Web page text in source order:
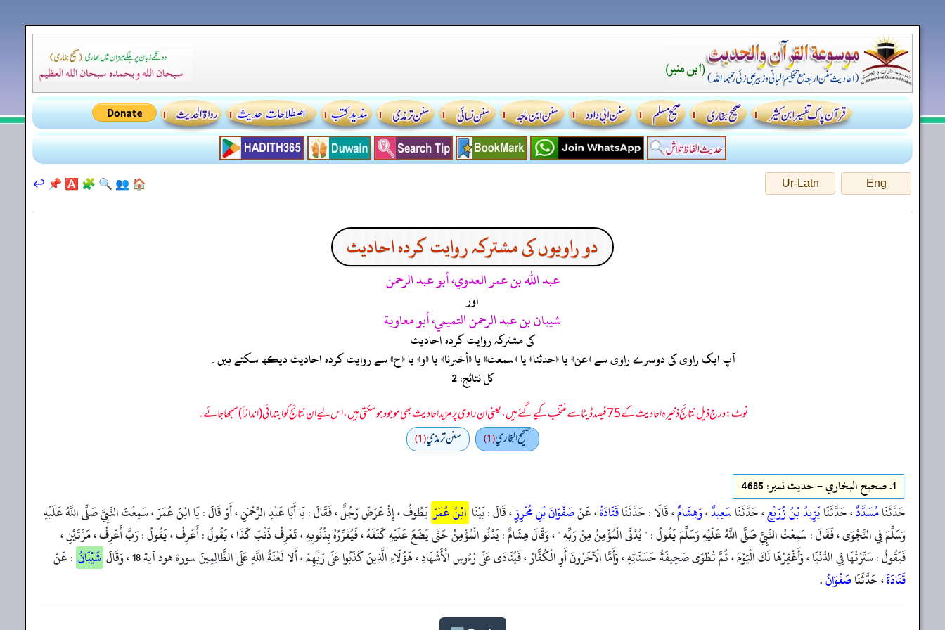
Eng
Ur-Latn
🏠
👥
🔍
🧩
🅰️
📌
↩️
دو راویوں کی مشترکہ روایت کردہ احادیث
عبد الله بن عمر العدوي، أبو عبد الرحمن
اور
شيبان بن عبد الرحمن التميمي، أبو معاوية
کی مشترکہ روایت کردہ احادیث
آپ ایک راوی کی دوسرے راوی سے «عن» یا «حدثنا» یا «سمعت» یا «أخبرنا» یا «و» یا «ح» سے روایت کردہ احادیث دیکھ سکتے ہیں۔
کل نتائج: 2
نوٹ: درج ذیل نتائج ذخیرہ احادیث کے 75 فیصد ڈیٹا سے منتخب کیے گئے ہیں، یعنی ان راوی پر مزید احادیث بھی موجود ہو سکتی ہیں، اس لیے ان نتائج کو ابتدائی (اندازاً) سمجھا جائے۔
صحيح البخاري(1) سنن ترمذي(1)
1. صحيح البخاري - حدیث نمبر: 4685
حَدَّثَنَامُسَدَّدٌ، حَدَّثَنَايَزِيدُ بْنُ زُرَيْعٍ، حَدَّثَنَاسَعِيدٌ،وَهِشَامٌ، قَالَا : حَدَّثَنَاقَتَادَةُ، عَنْصَفْوَانَ بْنِ مُحْرِزٍ، قَالَ : بَيْنَا ابْنُ عُمَرَ يَطُوفُ ، إِذْ عَرَضَ رَجُلٌ ، فَقَالَ : يَا أَبَا عَبْدِ الرَّحْمَنِ ، أَوْ قَالَ : يَا ابْنَ عُمَرَ ، سَمِعْتَ النَّبِيَّ صَلَّى اللَّهُ عَلَيْهِ
وَسَلَّمَ فِي النَّجْوَى ، فَقَالَ : سَمِعْتُ النَّبِيَّ صَلَّى اللَّهُ عَلَيْهِ وَسَلَّمَ يَقُولُ : " يُدْنَى الْمُؤْمِنُ مِنْ رَبِّهِ " ، وَقَالَ هِشَامٌ : يَدْنُو الْمُؤْمِنُ حَتَّى يَضَعَ عَلَيْهِ كَنَفَهُ ، فَيُقَرِّرُهُ بِذُنُوبِهِ ، تَعْرِفُ ذَنْبَ كَذَا ، يَقُولُ : أَعْرِفُ ، يَقُولُ : رَبِّ أَعْرِفُ ، مَرَّتَيْنِ ،
فَيَقُولُ : سَتَرْتُهَا فِي الدُّنْيَا ، وَأَغْفِرُهَا لَكَ الْيَوْمَ ، ثُمَّ تُطْوَى صَحِيفَةُ حَسَنَاتِهِ ، وَأَمَّا الْآخَرُونَ أَوِ الْكُفَّارُ ، فَيُنَادَى عَلَى رُءُوسِ الْأَشْهَادِ ، هَؤُلَاءِ الَّذِينَ كَذَبُوا عَلَى رَبِّهِمْ ، أَلا لَعْنَةُ اللَّهِ عَلَى الظَّالِمِينَ سورة هود آية 18 ، وَقَالَ
شَيْبَانُ : عَنْ
قَتَادَةَ، حَدَّثَنَاصَفْوَانُ.